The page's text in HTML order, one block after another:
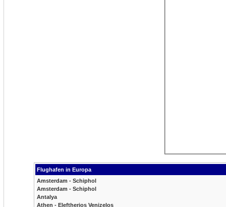
Flughafen in Europa
Amsterdam - Schiphol
Amsterdam - Schiphol
Antalya
Athen - Eleftherios Venizelos